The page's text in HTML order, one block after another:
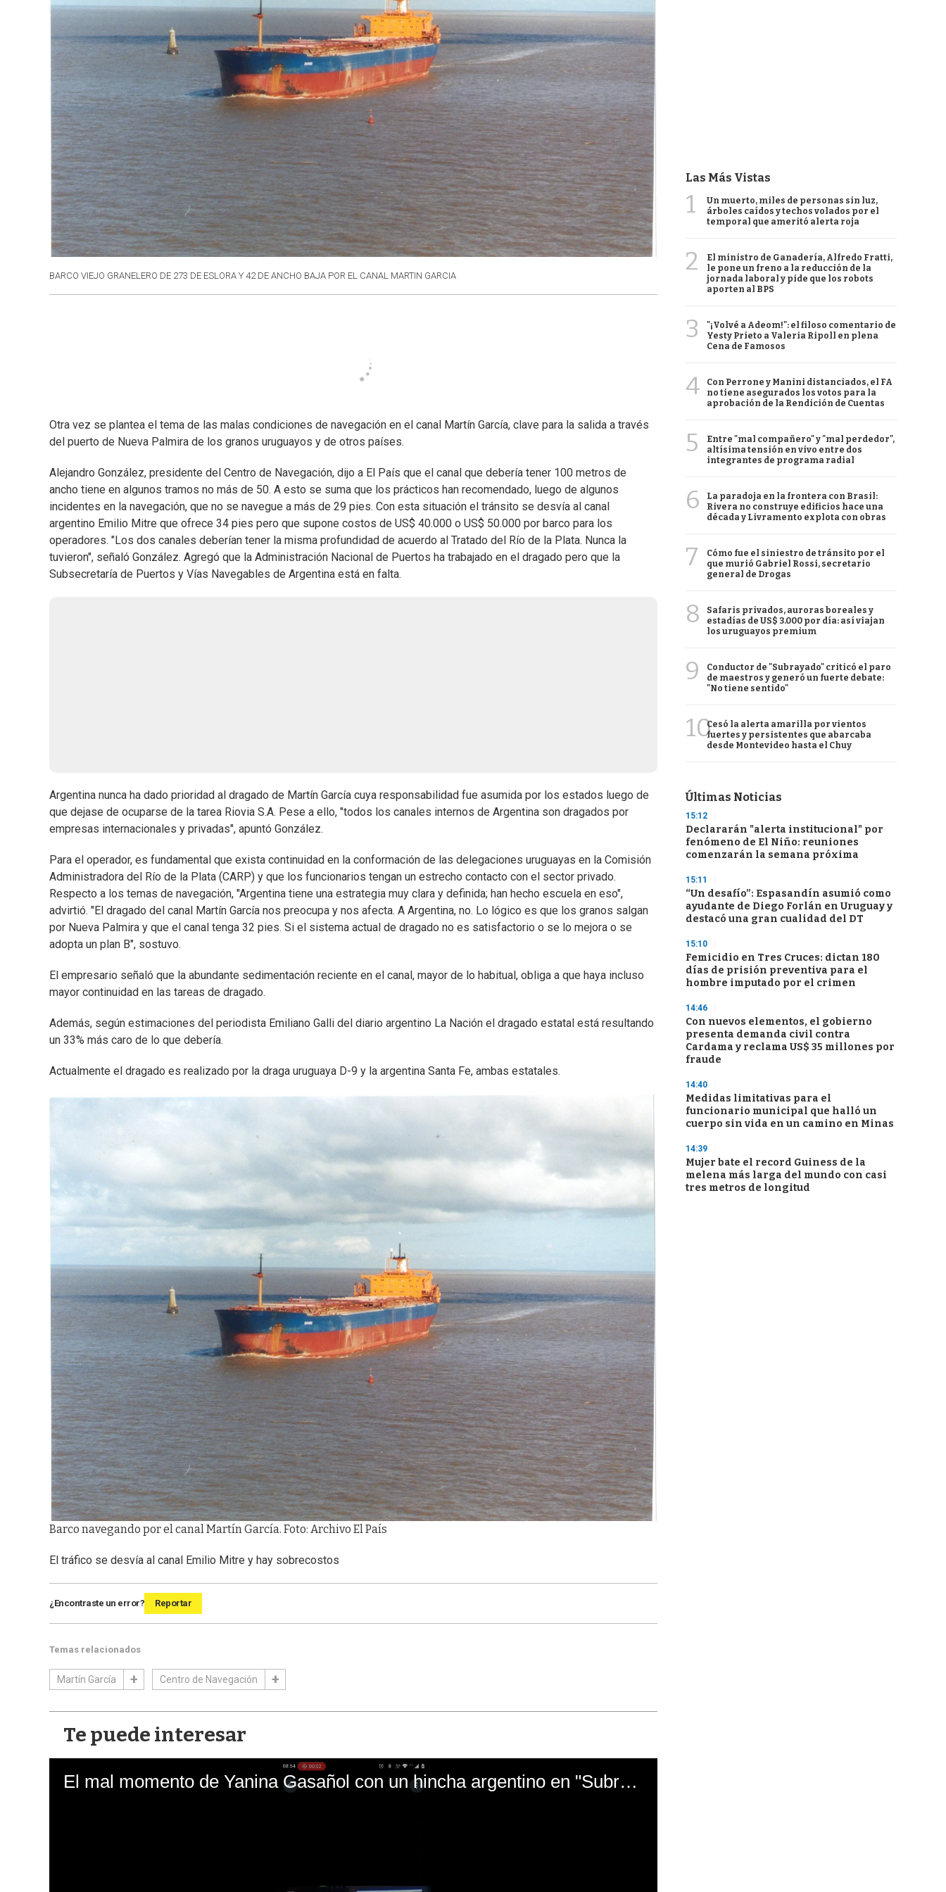
BARCO VIEJO GRANELERO DE 273 DE ESLORA Y 42 DE ANCHO BAJA POR EL CANAL MARTIN GARCIA
Otra vez se plantea el tema de las malas condiciones de navegación en el canal Martín García, clave para la salida a través
del puerto de Nueva Palmira de los granos uruguayos y de otros países.
Alejandro González, presidente del Centro de Navegación, dijo a El País que el canal que debería tener 100 metros de
ancho tiene en algunos tramos no más de 50. A esto se suma que los prácticos han recomendado, luego de algunos
incidentes en la navegación, que no se navegue a más de 29 pies. Con esta situación el tránsito se desvía al canal
argentino Emilio Mitre que ofrece 34 pies pero que supone costos de US$ 40.000 o US$ 50.000 por barco para los
operadores. "Los dos canales deberían tener la misma profundidad de acuerdo al Tratado del Río de la Plata. Nunca la
tuvieron", señaló González. Agregó que la Administración Nacional de Puertos ha trabajado en el dragado pero que la
Subsecretaría de Puertos y Vías Navegables de Argentina está en falta.
Argentina nunca ha dado prioridad al dragado de Martín García cuya responsabilidad fue asumida por los estados luego de
que dejase de ocuparse de la tarea Riovia S.A. Pese a ello, "todos los canales internos de Argentina son dragados por
empresas internacionales y privadas", apuntó González.
Para el operador, es fundamental que exista continuidad en la conformación de las delegaciones uruguayas en la Comisión
Administradora del Río de la Plata (CARP) y que los funcionarios tengan un estrecho contacto con el sector privado.
Respecto a los temas de navegación, "Argentina tiene una estrategia muy clara y definida; han hecho escuela en eso",
advirtió. "El dragado del canal Martín García nos preocupa y nos afecta. A Argentina, no. Lo lógico es que los granos salgan
por Nueva Palmira y que el canal tenga 32 pies. Si el sistema actual de dragado no es satisfactorio o se lo mejora o se
adopta un plan B", sostuvo.
El empresario señaló que la abundante sedimentación reciente en el canal, mayor de lo habitual, obliga a que haya incluso
mayor continuidad en las tareas de dragado.
Además, según estimaciones del periodista Emiliano Galli del diario argentino La Nación el dragado estatal está resultando
un 33% más caro de lo que debería.
Actualmente el dragado es realizado por la draga uruguaya D-9 y la argentina Santa Fe, ambas estatales.
Barco navegando por el canal Martín García. Foto: Archivo El País
El tráfico se desvía al canal Emilio Mitre y hay sobrecostos
¿Encontraste un error? Reportar
Temas relacionados
Martín García Centro de Navegación
Te puede interesar
El mal momento de Yanina Gasañol con un hincha argentino en "Subrayado"
Las Más Vistas
1
Un muerto, miles de personas sin luz,
árboles caídos y techos volados por el
temporal que ameritó alerta roja
2
El ministro de Ganadería, Alfredo Fratti,
le pone un freno a la reducción de la
jornada laboral y pide que los robots
aporten al BPS
3
"¡Volvé a Adeom!": el filoso comentario de
Yesty Prieto a Valeria Ripoll en plena
Cena de Famosos
4
Con Perrone y Manini distanciados, el FA
no tiene asegurados los votos para la
aprobación de la Rendición de Cuentas
5
Entre "mal compañero" y "mal perdedor",
altísima tensión en vivo entre dos
integrantes de programa radial
6
La paradoja en la frontera con Brasil:
Rivera no construye edificios hace una
década y Livramento explota con obras
7
Cómo fue el siniestro de tránsito por el
que murió Gabriel Rossi, secretario
general de Drogas
8
Safaris privados, auroras boreales y
estadías de US$ 3.000 por día: así viajan
los uruguayos premium
9
Conductor de "Subrayado" criticó el paro
de maestros y generó un fuerte debate:
"No tiene sentido"
10Cesó la alerta amarilla por vientos
fuertes y persistentes que abarcaba
desde Montevideo hasta el Chuy
Últimas Noticias
15:12
Declararán "alerta institucional" por
fenómeno de El Niño: reuniones
comenzarán la semana próxima
15:11
“Un desafío”: Espasandín asumió como
ayudante de Diego Forlán en Uruguay y
destacó una gran cualidad del DT
15:10
Femicidio en Tres Cruces: dictan 180
días de prisión preventiva para el
hombre imputado por el crimen
14:46
Con nuevos elementos, el gobierno
presenta demanda civil contra
Cardama y reclama US$ 35 millones por
fraude
14:40
Medidas limitativas para el
funcionario municipal que halló un
cuerpo sin vida en un camino en Minas
14:39
Mujer bate el record Guiness de la
melena más larga del mundo con casi
tres metros de longitud